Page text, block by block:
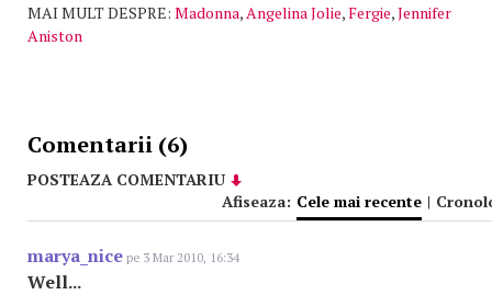
MAI MULT DESPRE: Madonna, Angelina Jolie,Fergie,Jennifer
Aniston
Comentarii (6)
POSTEAZA COMENTARIU
Afiseaza: Cele mai recente |
marya_nice pe 3 Mar 2010, 16:34
Well...